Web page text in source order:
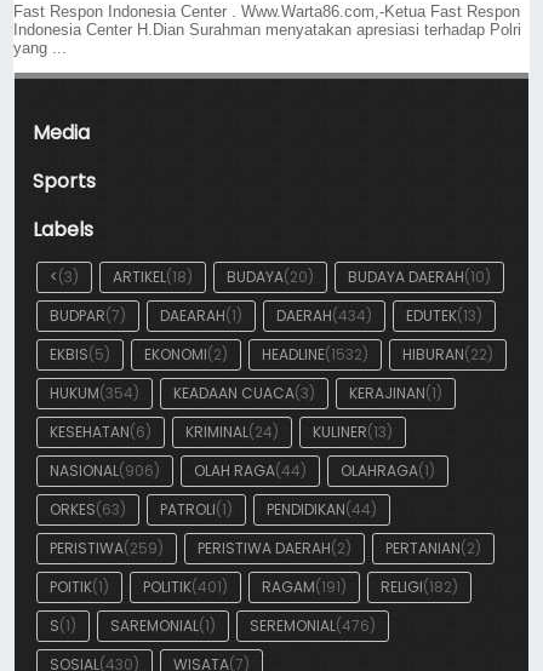
Fast Respon Indonesia Center . Www.Warta86.com,-Ketua Fast Respon
Indonesia Center H.Dian Surahman menyatakan apresiasi terhadap Polri
yang ...
Media
Sports
Labels
<(3) ARTIKEL(18) BUDAYA(20) BUDAYA DAERAH(10)
BUDPAR(7) DAEARAH(1) DAERAH(434) EDUTEK(13)
EKBIS(5) EKONOMI(2) HEADLINE(1532) HIBURAN(22)
HUKUM(354) KEADAAN CUACA(3) KERAJINAN(1)
KESEHATAN(6) KRIMINAL(24) KULINER(13)
NASIONAL(906) OLAH RAGA(44) OLAHRAGA(1)
ORKES(63) PATROLI(1) PENDIDIKAN(44)
PERISTIWA(259) PERISTIWA DAERAH(2) PERTANIAN(2)
POITIK(1) POLITIK(401) RAGAM(191) RELIGI(182)
S(1) SAREMONIAL(1) SEREMONIAL(476)
SOSIAL(430) WISATA(7)